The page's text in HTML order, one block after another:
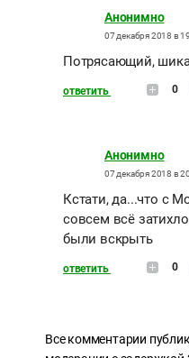
Анонимно
07 декабря 2018 в
Потрясающий,
ответить 0
Анонимно
07 декабря 2018 в
Кстати, да...что с
совсем всё
были вскрыть
ответить 0
Все комментарии